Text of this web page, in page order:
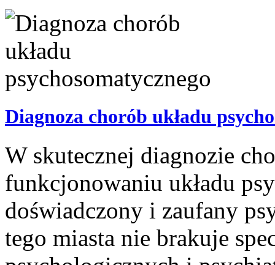
Diagnoza chorób układu
W skutecznej diagnozie
funkcjonowaniu układu
doświadczony i zaufany
tego miasta nie brakuje